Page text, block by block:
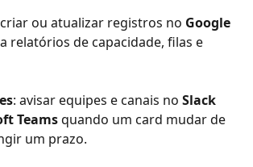
ou atualizar registros no Google
relatórios de capacidade, filas e
: avisar equipes e canais no Slack
Teams quando um card mudar de
um prazo.